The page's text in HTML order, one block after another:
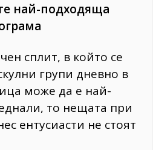
най-подходяща
сплит, в който се
групи дневно в
може да е най-
то нещата при
ентусиасти не стоят